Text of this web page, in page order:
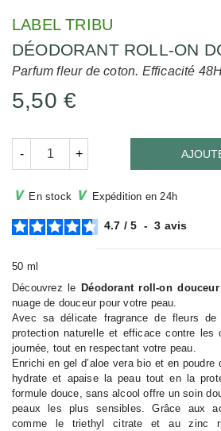
LABEL TRIBU
DÉODORANT ROLL-ON
Parfum fleur de coton. Efficacité
5,50 €
- +
∨ En stock ∨ Expédition en 24h
4.7 / 5 - 3 avis
50 ml
Découvrez leDéodorant roll-on douceur
nuage de douceur pour votre peau.
Avec sa délicate fragrance de fleurs
protection naturelle et efficace contre les
journée, tout en respectant votre peau.
Enrichi en gel d’aloe vera bio et en poudre
hydrate et apaise la peau tout en la
formule douce, sans alcool offre un soin
peaux les plus sensibles. Grâce aux
comme le triethyl citrate et au zinc